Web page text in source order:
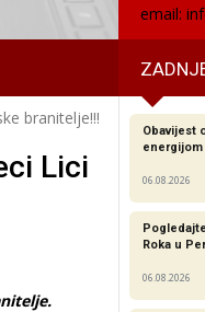
email:
branitelje!!!
Lici
Obavijest
energijom
06.08.2026
Roka u
06.08.2026